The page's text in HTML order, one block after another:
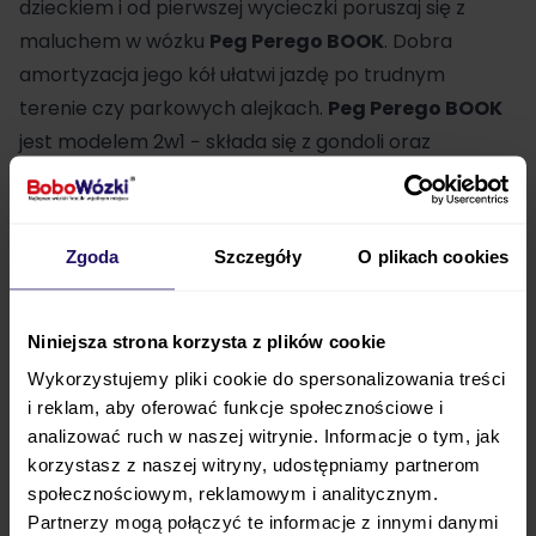
Zgoda Szczegóły O plikach cookies
Niniejsza strona korzysta z plików cookie
Wykorzystujemy pliki cookie do spersonalizowania treści
i reklam, aby oferować funkcje społecznościowe i
analizować ruch w naszej witrynie. Informacje o tym, jak
korzystasz z naszej witryny, udostępniamy partnerom
społecznościowym, reklamowym i analitycznym.
Partnerzy mogą połączyć te informacje z innymi danymi
dzieckiem i od pierwszej wycieczki poruszaj się z
maluchem w wózku Peg Perego BOOK. Dobra
amortyzacja jego kół ułatwi jazdę po trudnym
terenie czy parkowych alejkach. Peg Perego BOOK
jest modelem 2w1 − składa się z gondoli oraz
siedziska spacerowego. Posłuży aż do ok. 4. roku
życia dziecka.
Wózek 2w1 Peg Perego BOOK stworzyła włoska
marka, która od wielu lat zajmuje się projektowaniem
i tworzeniem produktów dla dzieci. Zdobyte
trendami. Wybierającwózek 2w1 Peg Perego BOOK
jak również inne modele marki, masz pewność, że
otrzymasz produkt wysokiej jakości oraz starannie
wykonany z dbałością o najmniejszy szczegół.